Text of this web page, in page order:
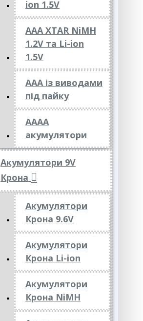
ion 1.5V
AAA XTAR NiMH
1.2V та Li-ion
1.5V
ААА із виводами
під пайку
АААА
акумулятори
Акумулятори 9V
Крона
Акумулятори
Крона 9.6V
Акумулятори
Крона Li-ion
Акумулятори
Крона NiMH